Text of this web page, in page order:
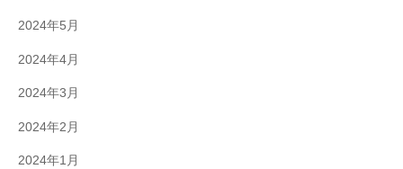
2024年5月
2024年4月
2024年3月
2024年2月
2024年1月